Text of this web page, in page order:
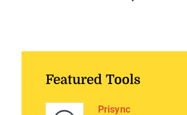
Featured Tools
Prisync